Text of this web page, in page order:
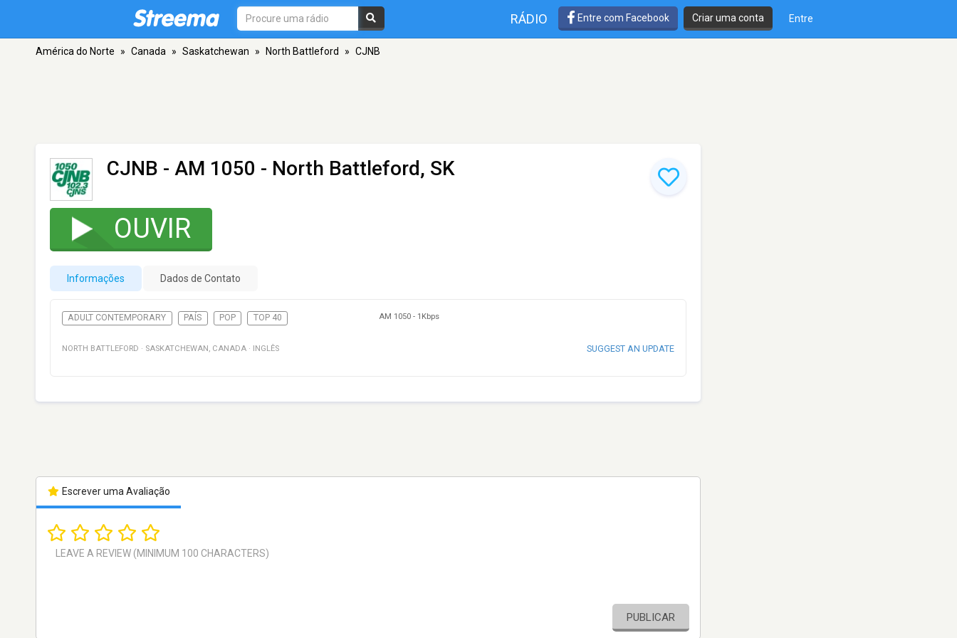
RÁDIO Entre com Facebook Criar uma conta Entre
América do Norte » Canada » Saskatchewan » North Battleford » CJNB
CJNB - AM 1050 - North Battleford, SK
OUVIR
Informações Dados de Contato
ADULT CONTEMPORARY PAÍS POP TOP 40 AM 1050 - 1Kbps
NORTH BATTLEFORD · SASKATCHEWAN , CANADA · INGLÊS SUGGEST AN UPDATE
Escrever uma Avaliação
PUBLICAR